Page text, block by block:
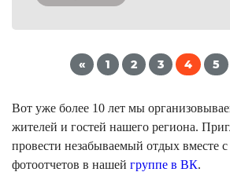
« 1 2 3 4 5
Вот уже более 10 лет мы
жителей и гостей нашего региона.
провести незабываемый отдых вместе
фотоотчетов в нашей группе в ВК.